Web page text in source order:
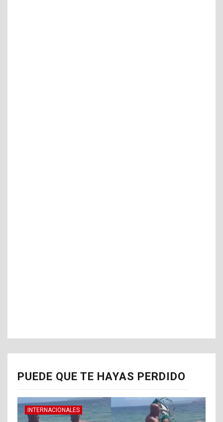
PUEDE QUE TE HAYAS PERDIDO
INTERNACIONALES